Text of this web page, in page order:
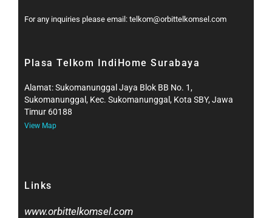
For any inquiries please email: telkom@orbittelkomsel.com
Plasa Telkom IndiHome Surabaya
Alamat: Sukomanunggal Jaya Blok BB No. 1,
Sukomanunggal, Kec. Sukomanunggal, Kota SBY, Jawa
Timur 60188
View Map
Links
www.orbittelkomsel.com